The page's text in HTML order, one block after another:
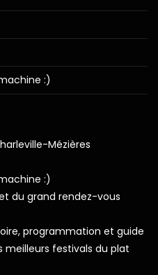
:)
Mézières
:)
du grand rendez-vous
programmation et guide
meilleurs festivals du plat